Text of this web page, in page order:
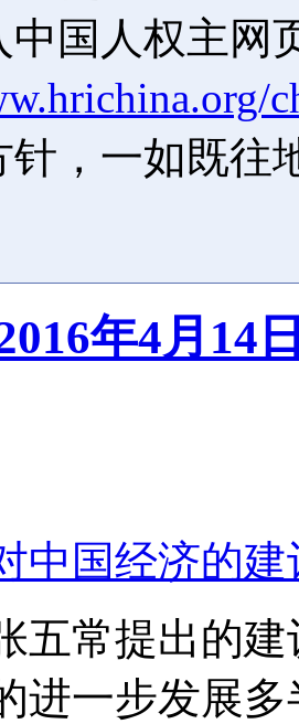
中国人权主网
针，一如既往
年4月14
中国经济的
五常提出的
进一步发展